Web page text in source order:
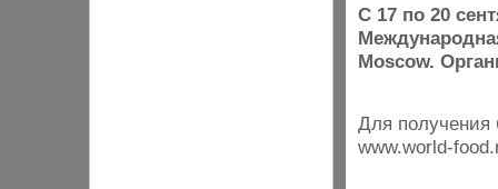
С 17 по 20
Moscow.
Для получения
www.world-